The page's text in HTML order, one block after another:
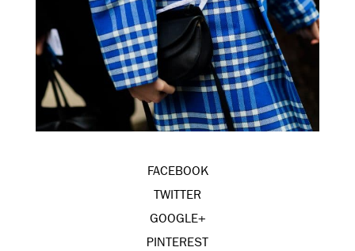
FACEBOOK
TWITTER
GOOGLE+
PINTEREST